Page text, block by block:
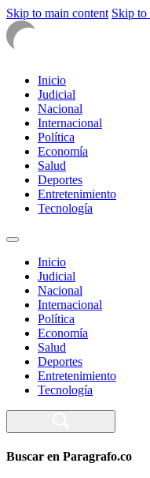
Skip to main content Skip to
Inicio
Judicial
Nacional
Internacional
Política
Economía
Salud
Deportes
Entretenimiento
Tecnología
Inicio
Judicial
Nacional
Internacional
Política
Economía
Salud
Deportes
Entretenimiento
Tecnología
Buscar en Paragrafo.co